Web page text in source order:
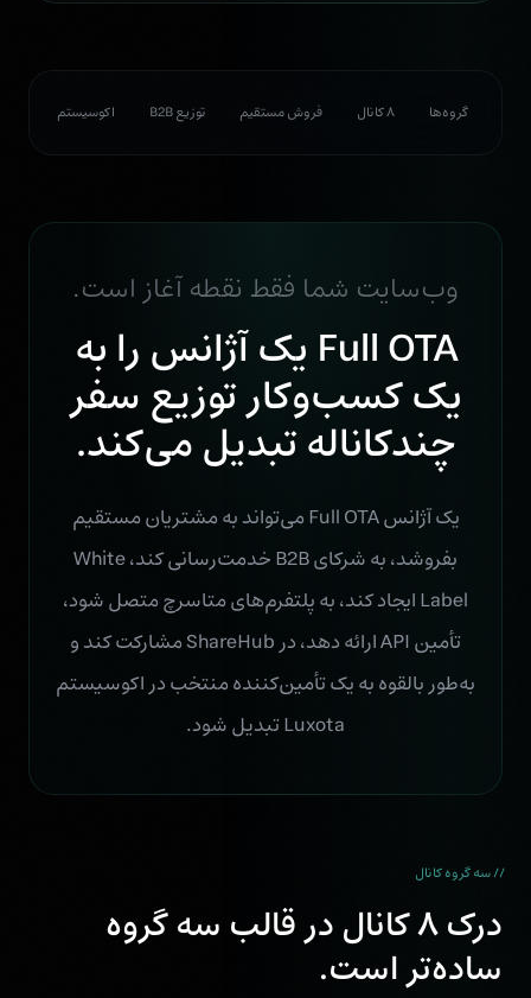
گروه‌ها ۸ کانال فروش مستقیم توزیع B2B اکوسیستم
وب‌سایت شما فقط نقطه آغاز است.
Full OTA یک آژانس را به
یک کسب‌وکار توزیع سفر
چندکاناله تبدیل می‌کند.
یک آژانس Full OTA می‌تواند به مشتریان مستقیم
بفروشد، به شرکای B2B خدمت‌رسانی کند، White
Label ایجاد کند، به پلتفرم‌های متاسرچ متصل شود،
تأمین API ارائه دهد، در ShareHub مشارکت کند و
به‌طور بالقوه به یک تأمین‌کننده منتخب در اکوسیستم
Luxota تبدیل شود.
// سه گروه کانال
درک ۸ کانال در قالب سه گروه
ساده‌تر است.